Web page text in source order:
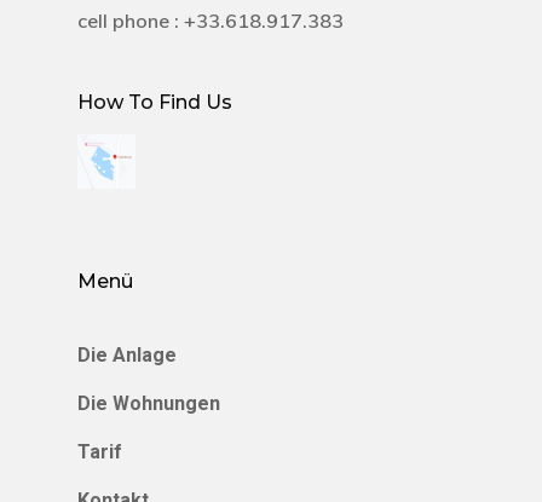
cell phone : +33.618.917.383
How To Find Us
Menü
Die Anlage
Die Wohnungen
Tarif